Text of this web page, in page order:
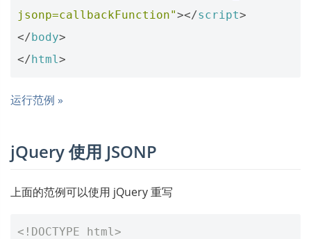
jsonp=callbackFunction"></script>
</body>
</html>
运行范例 »
jQuery 使用 JSONP
上面的范例可以使用 jQuery 重写
<!DOCTYPE html>